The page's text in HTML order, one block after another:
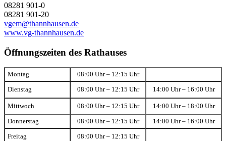
08281 901-0
08281 901-20
vgem@thannhausen.de
www.vg-thannhausen.de
Öffnungszeiten des Rathauses
Montag 08:00 Uhr – 12:15 Uhr
Dienstag 08:00 Uhr – 12:15 Uhr 14:00 Uhr – 16:00 Uhr
Mittwoch 08:00 Uhr – 12:15 Uhr 14:00 Uhr – 18:00 Uhr
Donnerstag 08:00 Uhr – 12:15 Uhr 14:00 Uhr – 16:00 Uhr
Freitag 08:00 Uhr – 12:15 Uhr